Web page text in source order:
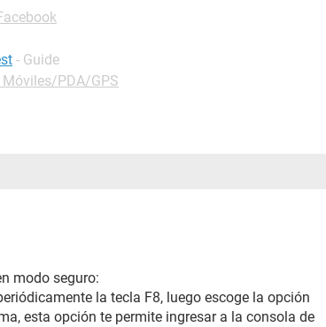
- Guide
Móviles/PDA/GPS
modo seguro:
la tecla F8, luego escoge la opción
esta opción te permite ingresar a la consola de